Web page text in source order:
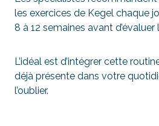
les exercices de Kegel chaque
8 à 12 semaines avant
L’idéal est d’intégrer cette
déjà présente dans votre
l’oublier.